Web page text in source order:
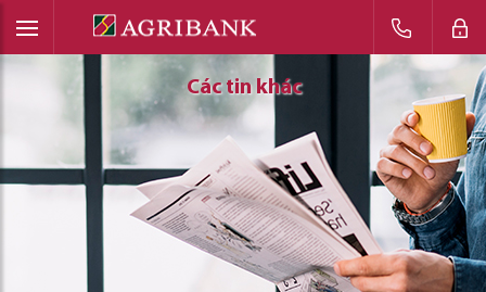
Các tin khác
Các tin khác
Các tin khác